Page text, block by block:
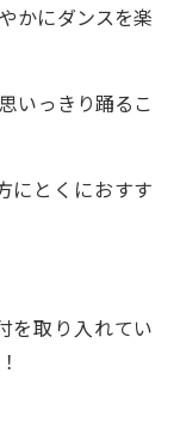
かにダンスを楽
いっきり踊るこ
にとくにおすす
を取り入れてい